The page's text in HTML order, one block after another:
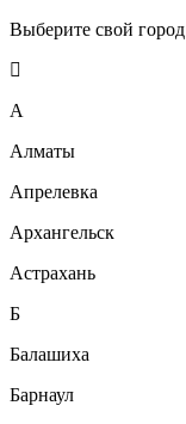
Выберите свой город
А
Алматы
Апрелевка
Архангельск
Астрахань
Б
Балашиха
Барнаул